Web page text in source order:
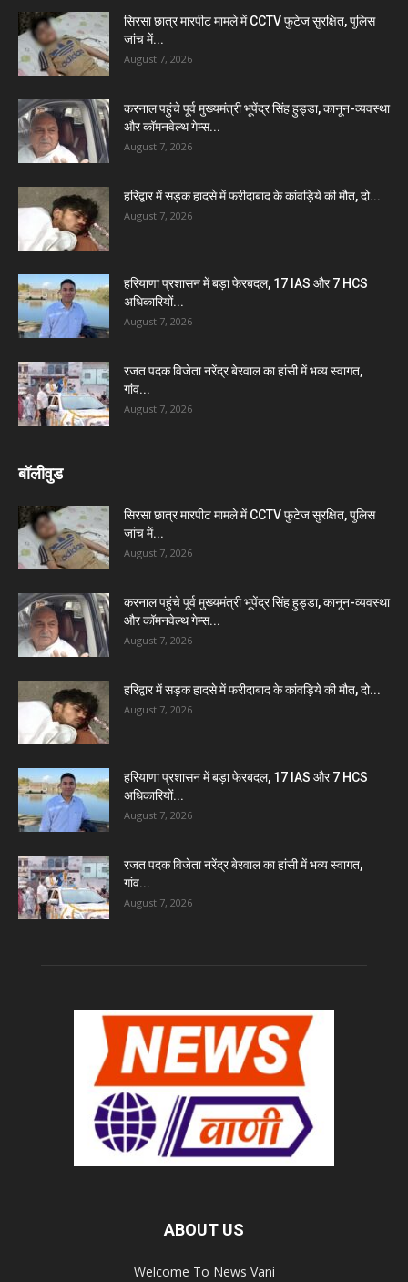
सिरसा छात्र मारपीट मामले में CCTV फुटेज सुरक्षित, पुलिस
जांच में...
August 7, 2026
करनाल पहुंचे पूर्व मुख्यमंत्री भूपेंद्र सिंह हुड्डा, कानून-व्यवस्था
और कॉमनवेल्थ गेम्स...
August 7, 2026
हरिद्वार में सड़क हादसे में फरीदाबाद के कांवड़िये की मौत, दो...
August 7, 2026
हरियाणा प्रशासन में बड़ा फेरबदल, 17 IAS और 7 HCS
अधिकारियों...
August 7, 2026
रजत पदक विजेता नरेंद्र बेरवाल का हांसी में भव्य स्वागत,
गांव...
August 7, 2026
बॉलीवुड
सिरसा छात्र मारपीट मामले में CCTV फुटेज सुरक्षित, पुलिस
जांच में...
August 7, 2026
करनाल पहुंचे पूर्व मुख्यमंत्री भूपेंद्र सिंह हुड्डा, कानून-व्यवस्था
और कॉमनवेल्थ गेम्स...
August 7, 2026
हरिद्वार में सड़क हादसे में फरीदाबाद के कांवड़िये की मौत, दो...
August 7, 2026
हरियाणा प्रशासन में बड़ा फेरबदल, 17 IAS और 7 HCS
अधिकारियों...
August 7, 2026
रजत पदक विजेता नरेंद्र बेरवाल का हांसी में भव्य स्वागत,
गांव...
August 7, 2026
ABOUT US
Welcome To News Vani